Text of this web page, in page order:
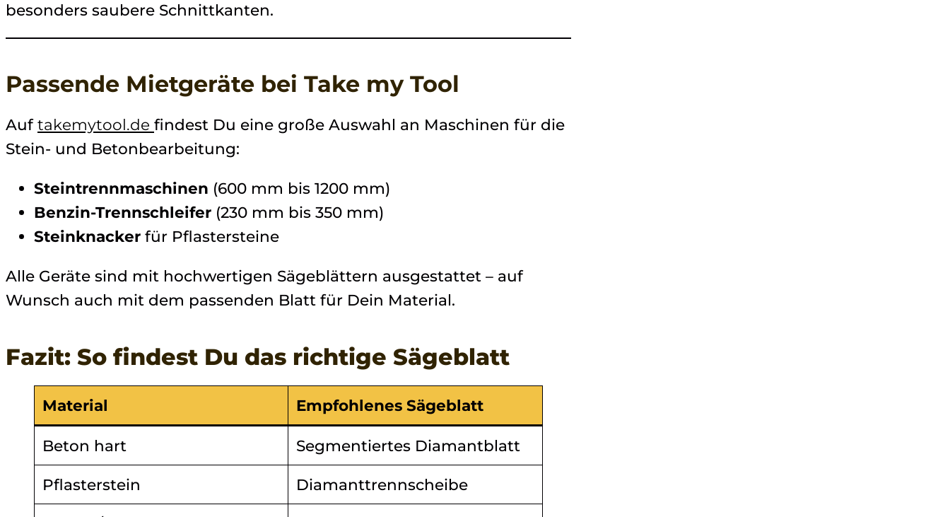
besonders saubere Schnittkanten.
Passende Mietgeräte bei Take my Tool
Auftakemytool.de findest Du eine große Auswahl an Maschinen für die
Stein- und Betonbearbeitung:
Steintrennmaschinen (600 mm bis 1200 mm)
Benzin-Trennschleifer (230 mm bis 350 mm)
Steinknacker für Pflastersteine
Alle Geräte sind mit hochwertigen Sägeblättern ausgestattet – auf
Wunsch auch mit dem passenden Blatt für Dein Material.
Fazit: So findest Du das richtige Sägeblatt
Material Empfohlenes Sägeblatt
Beton hart Segmentiertes Diamantblatt
Pflasterstein Diamanttrennscheibe